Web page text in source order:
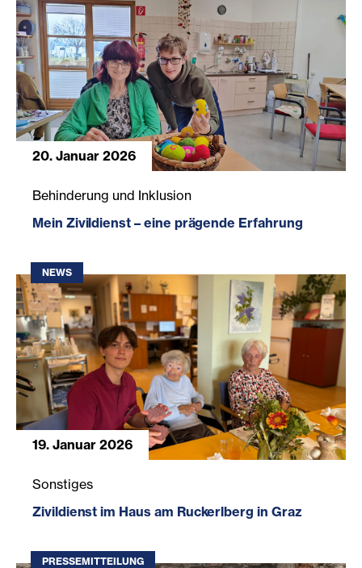
20. Januar 2026
Behinderung und Inklusion
Mein Zivildienst – eine prägende Erfahrung
NEWS
19. Januar 2026
Sonstiges
Zivildienst im Haus am Ruckerlberg in Graz
PRESSEMITTEILUNG